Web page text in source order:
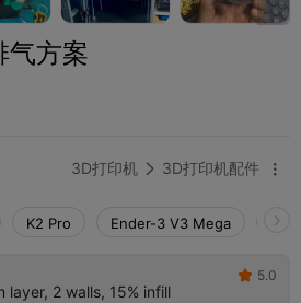
气方案
3D打印机  3D打印机配件 
K2 Pro Ender-3 V3 Mega K2
layer, 2 walls, 15% infill
 5.0